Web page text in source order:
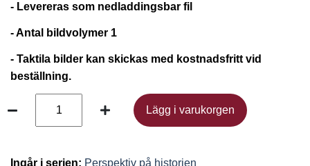
- Levereras som nedladdingsbar fil
- Antal bildvolymer 1
- Taktila bilder kan skickas med kostnadsfritt vid
beställning.
Lägg i varukorgen
Lägg i varukorgen
Ingår i serien: Perspektiv på historien